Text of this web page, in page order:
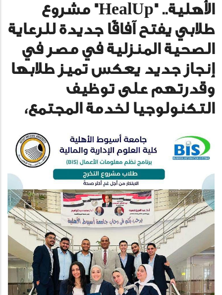
الأهلية.. "HealUp" مشروع
طلابي يفتح آفاقًا جديدة للرعاية
الصحية المنزلية في مصر في
إنجاز جديد يعكس تميز طلابها
وقدرتهم على توظيف
التكنولوجيا لخدمة المجتمع،